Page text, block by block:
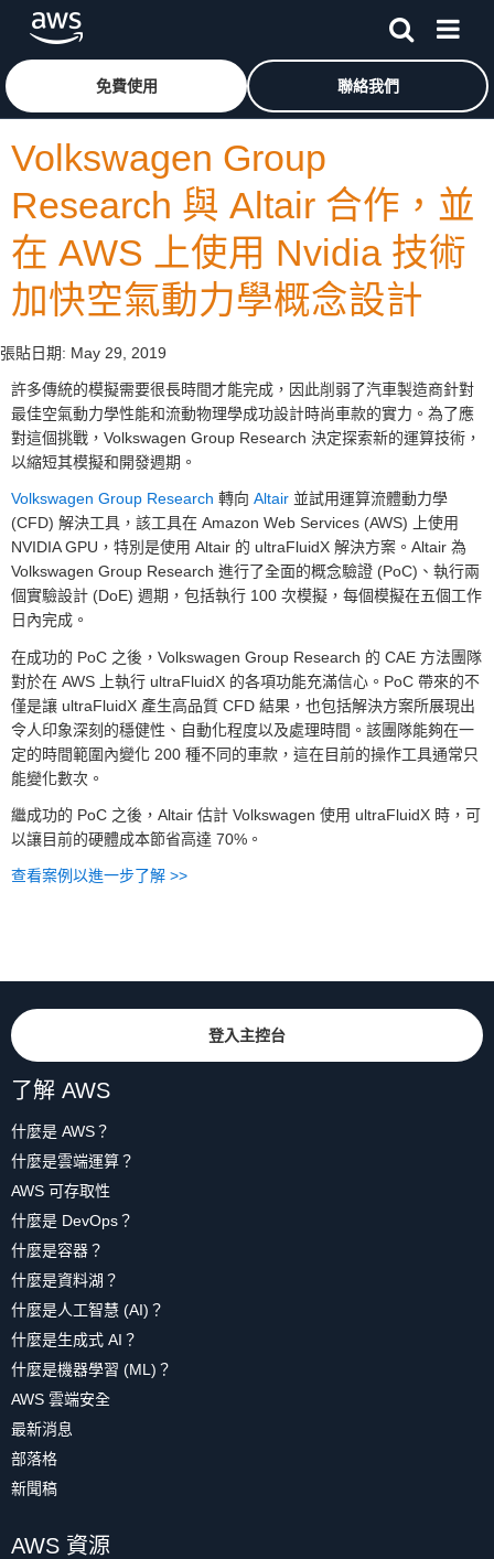
跳至主要內容按一下這裡可返回 Amazon Web Services 首頁
免費使用 聯絡我們
Volkswagen Group
Research 與 Altair 合作，並
在 AWS 上使用 Nvidia 技術
加快空氣動力學概念設計
張貼日期: May 29, 2019
許多傳統的模擬需要很長時間才能完成，因此削弱了汽車製造商針對
最佳空氣動力學性能和流動物理學成功設計時尚車款的實力。為了應
對這個挑戰，Volkswagen Group Research 決定探索新的運算技術，
以縮短其模擬和開發週期。
Volkswagen Group Research 轉向 Altair 並試用運算流體動力學
(CFD) 解決工具，該工具在 Amazon Web Services (AWS) 上使用
NVIDIA GPU，特別是使用 Altair 的 ultraFluidX 解決方案。Altair 為
Volkswagen Group Research 進行了全面的概念驗證 (PoC)、執行兩
個實驗設計 (DoE) 週期，包括執行 100 次模擬，每個模擬在五個工作
日內完成。
在成功的 PoC 之後，Volkswagen Group Research 的 CAE 方法團隊
對於在 AWS 上執行 ultraFluidX 的各項功能充滿信心。PoC 帶來的不
僅是讓 ultraFluidX 產生高品質 CFD 結果，也包括解決方案所展現出
令人印象深刻的穩健性、自動化程度以及處理時間。該團隊能夠在一
定的時間範圍內變化 200 種不同的車款，這在目前的操作工具通常只
能變化數次。
繼成功的 PoC 之後，Altair 估計 Volkswagen 使用 ultraFluidX 時，可
以讓目前的硬體成本節省高達 70%。
查看案例以進一步了解 >>
登入主控台
了解 AWS
什麼是 AWS？
什麼是雲端運算？
AWS 可存取性
什麼是 DevOps？
什麼是容器？
什麼是資料湖？
什麼是人工智慧 (AI)？
什麼是生成式 AI？
什麼是機器學習 (ML)？
AWS 雲端安全
最新消息
部落格
新聞稿
AWS 資源